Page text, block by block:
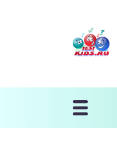
МЕСЯЦ
УЧИТСЯ
ПОСЛЕ ГОДА
К ШКОЛЕ
ДОШКОЛЬНИКА
ШКОЛА
ШКОЛЬНИКА
ШКОЛЬНИКА